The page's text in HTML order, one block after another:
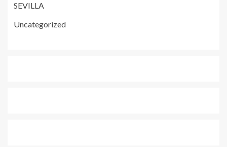
SEVILLA
Uncategorized